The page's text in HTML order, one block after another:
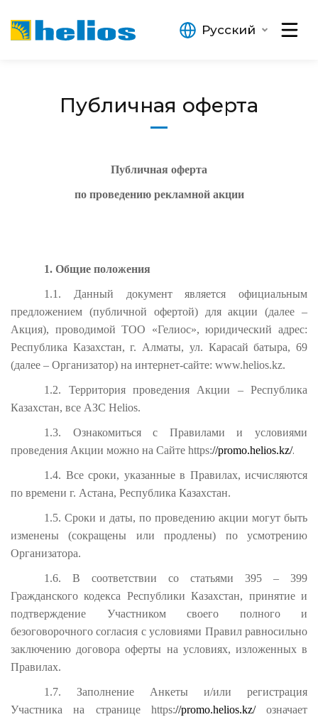
Русский
Публичная оферта
Публичная оферта
по проведению рекламной акции
1. Общие положения
1.1. Данный документ является официальным
предложением (публичной офертой) для акции (далее –
Акция), проводимойТОО «Гелиос», юридический адрес:
Республика Казахстан, г. Алматы, ул. Карасай батыра, 69
(далее – Организатор) на интернет-сайте: www.helios.kz.
1.2. Территория проведения Акции – Республика
Казахстан, все АЗС Helios.
1.3. Ознакомиться с Правилами и условиями
проведения Акции можно на Сайте https://promo.helios.kz/.
1.4. Все сроки, указанные в Правилах, исчисляются
по времени г. Астана, Республика Казахстан.
1.5. Сроки и даты, по проведению акции могут быть
изменены (сокращены или продлены) по усмотрению
Организатора.
1.6. В соответствии со статьями 395 – 399
Гражданского кодекса Республики Казахстан, принятие и
подтверждение Участником своего полного и
безоговорочного согласия с условиями Правил равносильно
заключению договора оферты на условиях, изложенных в
Правилах.
1.7. Заполнение Анкеты и/или регистрация
Участника на странице https://promo.helios.kz/означает